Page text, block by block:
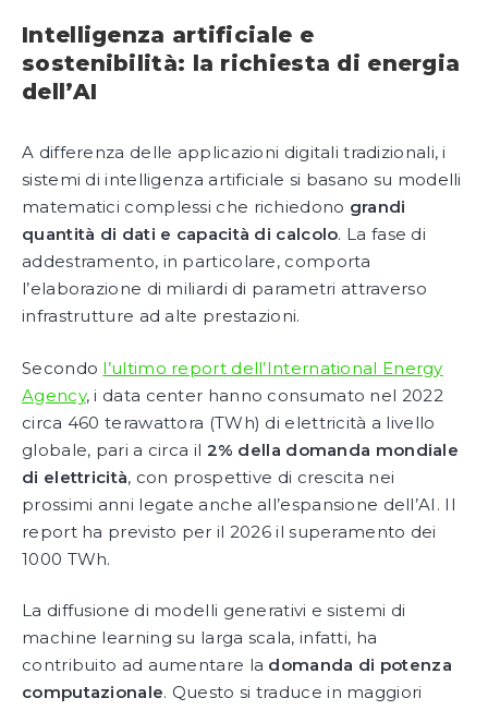
Intelligenza artificiale e
sostenibilità: la richiesta di energia
dell’AI
A differenza delle applicazioni digitali tradizionali, i
sistemi di intelligenza artificiale si basano su modelli
matematici complessi che richiedono grandi
quantità di dati e capacità di calcolo. La fase di
addestramento, in particolare, comporta
l’elaborazione di miliardi di parametri attraverso
infrastrutture ad alte prestazioni.
Secondo l’ultimo report dell’International Energy
Agency, i data center hanno consumato nel 2022
circa 460 terawattora (TWh) di elettricità a livello
globale, pari a circa il 2% della domanda mondiale
di elettricità, con prospettive di crescita nei
prossimi anni legate anche all’espansione dell’AI. Il
report ha previsto per il 2026 il superamento dei
1000 TWh.
La diffusione di modelli generativi e sistemi di
machine learning su larga scala, infatti, ha
contribuito ad aumentare la domanda di potenza
computazionale. Questo si traduce in maggiori